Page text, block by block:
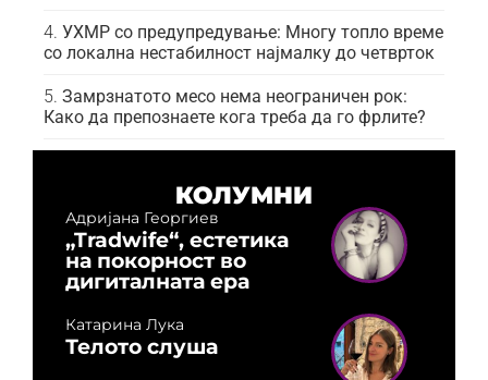
УХМР со предупредување: Многу топло време
со локална нестабилност најмалку до четврток
Замрзнатото месо нема неограничен рок:
Како да препознаете кога треба да го фрлите?
КОЛУМНИ
Адријана Георгиев
„Tradwife“, естетика
на покорност во
дигиталната ера
Катарина Лука
Телото слуша